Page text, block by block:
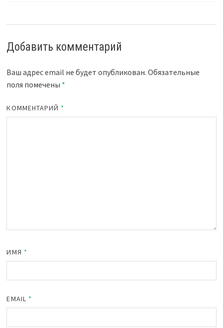
Добавить комментарий
Ваш адрес email не будет опубликован. Обязательные
поля помечены *
КОММЕНТАРИЙ *
ИМЯ *
EMAIL *